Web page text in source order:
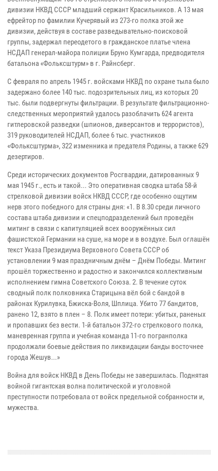
дивизии НКВД СССР младший сержант Красильников. А 13 мая
ефрейтор по фамилии Кучерявый из 273-го полка этой же
дивизии, действуя в составе разведывательно-поисковой
группы, задержал переодетого в гражданское платье члена
НСДАП генерал-майора полиции Бруно Кумгарда, предводителя
батальона «Фольксштурм» в г. Райнсберг.
С февраля по апрель 1945 г. войсками НКВД по охране тыла было
задержано более 140 тыс. подозрительных лиц, из которых 20
тыс. были подвергнуты фильтрации. В результате фильтрационно-
следственных мероприятий удалось разоблачить 624 агента
гитлеровской разведки (шпионов, диверсантов и террористов),
319 руководителей НСДАП, более 6 тыс. участников
«Фольксштурма», 322 изменника и предателя Родины, а также 629
дезертиров.
Среди исторических документов Росгвардии, датированных 9
мая 1945 г., есть и такой... Это оперативная сводка штаба 58-й
стрелковой дивизии войск НКВД СССР, где особенно ощутим
нерв этого победного для страны дня: «1. В 8.30 среди личного
состава штаба дивизии и спецподразделений был проведён
митинг в связи с капитуляцией всех вооружённых сил
фашистской Германии на суше, на море и в воздухе. Был оглашён
текст Указа Президиума Верховного Совета СССР об
установлении 9 мая праздничным днём – Днём Победы. Митинг
прошёл торжественно и радостно и закончился коллективным
исполнением гимна Советского Союза. 2. В течение суток
сводный полк полковника Старицына вёл бой с бандой в
районах Курилувка, Бжиска-Воля, Шплица. Убито 77 бандитов,
ранено 12, взято в плен – 8. Полк имеет потери: убитых, раненых
и пропавших без вести. 1-й батальон 372-го стрелкового полка,
маневренная группа и учебная команда 11-го погранполка
продолжали боевые действия по ликвидации банды восточнее
города Жешув...»
Война для войск НКВД в День Победы не завершилась. Поднятая
войной гигантская волна политической и уголовной
преступности потребовала от войск предельной собранности и,
мужества.